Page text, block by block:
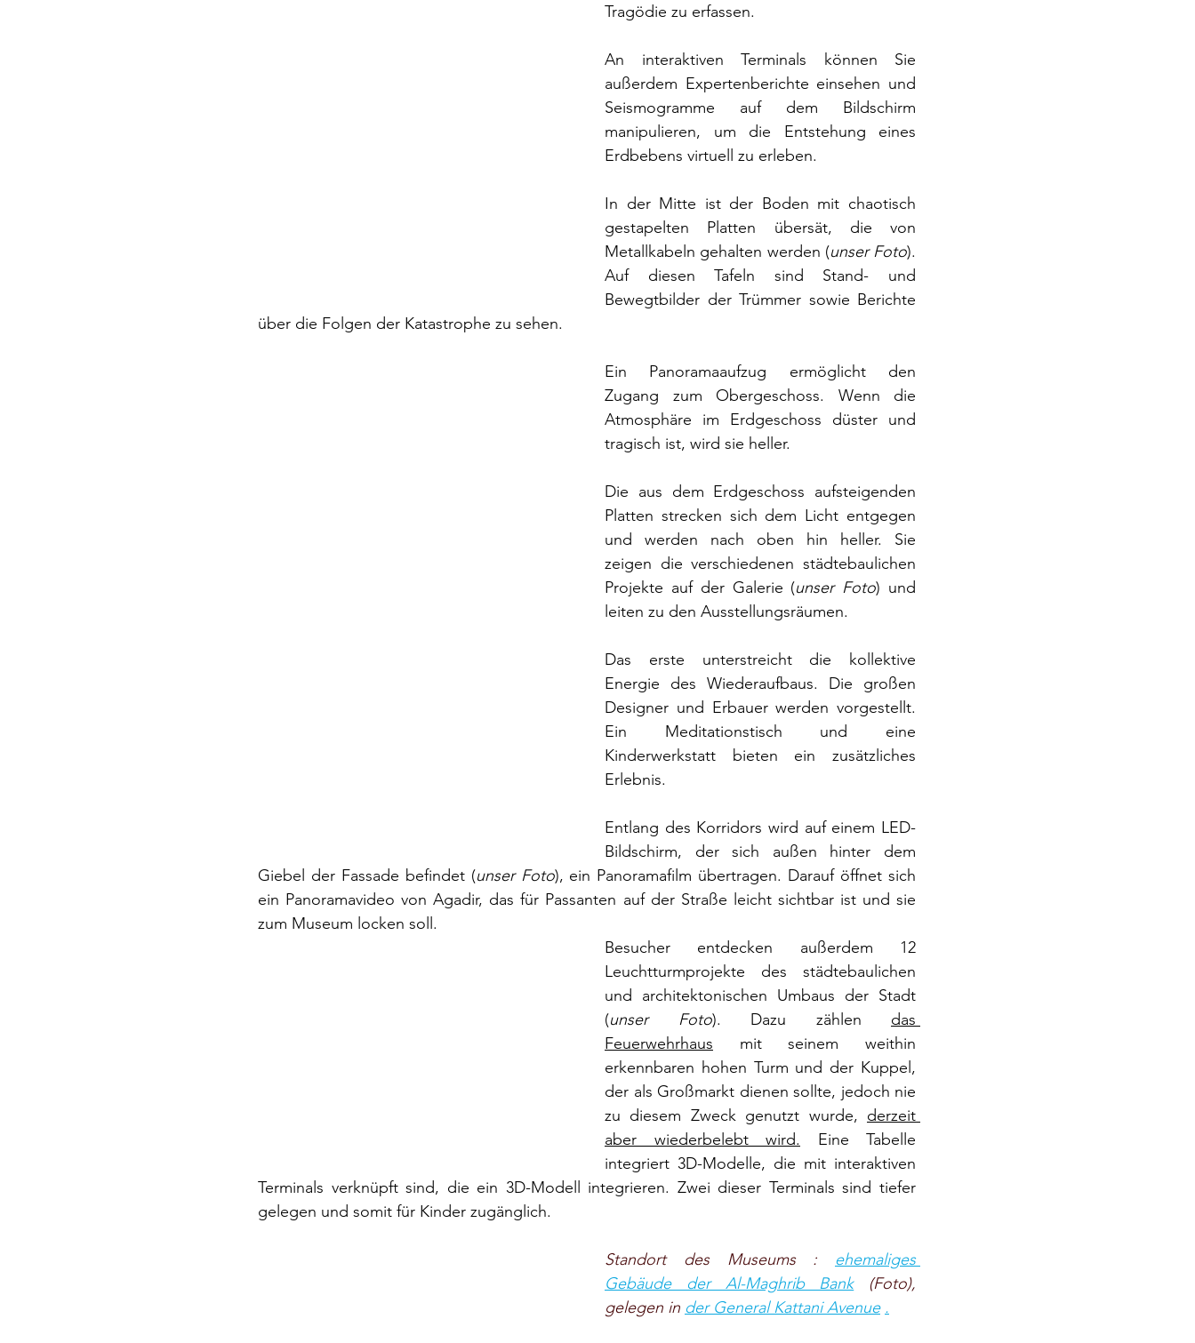
Tragödie zu erfassen.
An interaktiven Terminals können Sie
außerdem Expertenberichte einsehen und
Seismogramme auf dem Bildschirm
manipulieren, um die Entstehung eines
Erdbebens virtuell zu erleben.
In der Mitte ist der Boden mit chaotisch
gestapelten Platten übersät, die von
Metallkabeln gehalten werden (unser Foto).
Auf diesen Tafeln sind Stand- und
Bewegtbilder der Trümmer sowie Berichte
über die Folgen der Katastrophe zu sehen.
Ein Panoramaaufzug ermöglicht den
Zugang zum Obergeschoss. Wenn die
Atmosphäre im Erdgeschoss düster und
tragisch ist, wird sie heller.
Die aus dem Erdgeschoss aufsteigenden
Platten strecken sich dem Licht entgegen
und werden nach oben hin heller. Sie
zeigen die verschiedenen städtebaulichen
Projekte auf der Galerie (unser Foto) und
leiten zu den Ausstellungsräumen.
Das erste unterstreicht die kollektive
Energie des Wiederaufbaus.
Die
großen
Designer und Erbauer werden vorgestellt.
Ein Meditationstisch und eine
Kinderwerkstatt bieten ein zusätzliches
Erlebnis.
Entlang des Korridors wird auf einem LED-
Bildschirm, der sich außen hinter dem
Giebel der Fassade befindet (unser Foto), ein Panoramafilm übertragen. Darauf öffnet sich
ein Panoramavideo von Agadir, das für Passanten auf der Straße leicht sichtbar ist und sie
zum Museum locken soll.
Besucher entdecken außerdem 12
Leuchtturmprojekte des städtebaulichen
und architektonischen Umbaus der Stadt
(unser Foto). Dazu zählen
das
Feuerwehrhaus
mit seinem weithin
erkennbaren hohen Turm und der Kuppel,
der als Großmarkt dienen sollte, jedoch nie
zu diesem Zweck genutzt wurde, derzeit
aber wiederbelebt wird.
Eine Tabelle
integriert 3D-Modelle, die mit interaktiven
Terminals verknüpft sind, die ein 3D-Modell integrieren. Zwei dieser Terminals sind tiefer
gelegen und somit für Kinder zugänglich.
Standort des Museums :
ehemaliges
Gebäude der Al-Maghrib Bank
(Foto),
gelegen in der General Kattani Avenue .